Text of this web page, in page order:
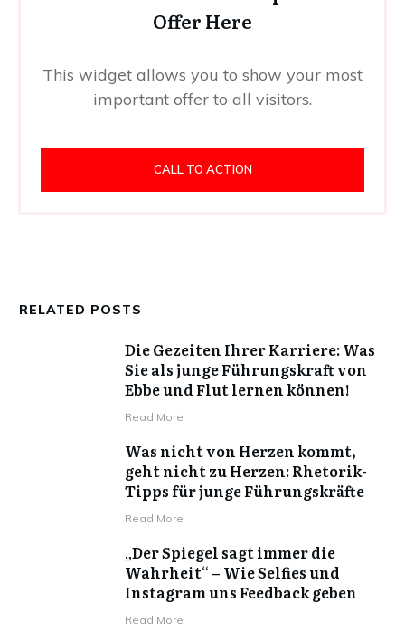
Offer Here
This widget allows you to show your most
important offer to all visitors.
CALL TO ACTION
RELATED POSTS
Die Gezeiten Ihrer Karriere: Was
Sie als junge Führungskraft von
Ebbe und Flut lernen können!
Read More
Was nicht von Herzen kommt,
geht nicht zu Herzen: Rhetorik-
Tipps für junge Führungskräfte
Read More
„Der Spiegel sagt immer die
Wahrheit“ – Wie Selfies und
Instagram uns Feedback geben
Read More